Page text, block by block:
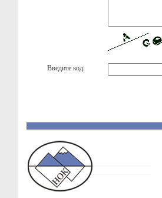
Введите код: